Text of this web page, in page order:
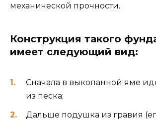
механической прочности.
Конструкция такого
имеет следующий вид:
Сначала в выкопанной яме
из песка;
Дальше подушка из гравия